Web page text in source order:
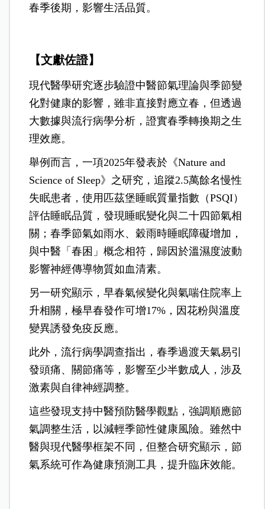
春季後期，影響生活品質。
【文獻佐證】
現代醫學研究逐步驗證中醫節氣理論與季節變
化對健康的影響，雖非直接對應立春，但透過
大數據與流行病學分析，證實春季轉換期之生
理效應。
舉例而言，一項2025年發表於《Nature and
Science of Sleep》之研究，追蹤2.5萬餘名慢性
失眠患者，使用匹茲堡睡眠質量指數（PSQI）
評估睡眠品質，發現睡眠變化與二十四節氣相
關；春季節氣如雨水、穀雨時睡眠障礙增加，
與中醫「春困」概念相符，歸因於溫濕度波動
影響神經傳導物質如血清素。
另一研究顯示，早春氣候變化與氣喘住院率上
升相關，極早春發作可增17%，因花粉與溫度
變異誘發免疫反應。
此外，流行病學調查指出，春季過渡天氣易引
發頭痛、關節痛等，影響至少半數成人，涉及
激素與自律神經調整。
這些發現支持中醫預防醫學觀點，強調順應節
氣調整生活，以減輕季節性健康風險。雖然中
醫與現代醫學框架不同，但整合研究顯示，節
氣系統可作為健康預測工具，提升臨床效能。